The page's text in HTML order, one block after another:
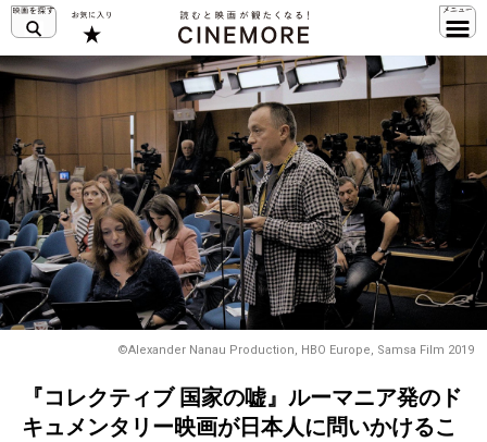
©Alexander Nanau Production, HBO Europe, Samsa Film 2019
『コレクティブ 国家の嘘』ルーマニア発のド
キュメンタリー映画が日本人に問いかけるこ